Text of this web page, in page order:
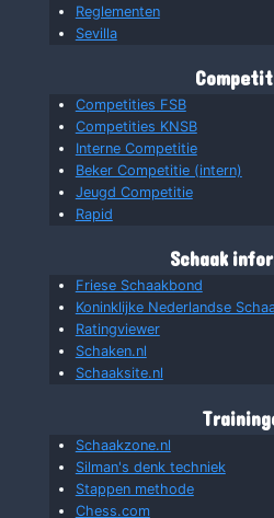
Reglementen
Sevilla
Competities FSB
Competities KNSB
Interne Competitie
Beker Competitie (intern)
Jeugd Competitie
Rapid
Schaak
Friese Schaakbond
Koninklijke Nederlandse
Ratingviewer
Schaken.nl
Schaaksite.nl
Schaakzone.nl
Silman's denk techniek
Stappen methode
Chess.com